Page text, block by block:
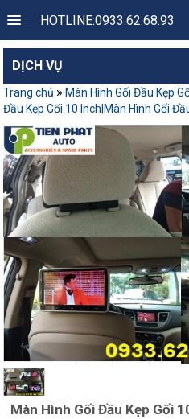
HOTLINE:0933.62.68.93
DỊCH VỤ
Trang chủ » Màn Hình Gối Đầu Kẹp
Đầu Kẹp Gối 10 Inch|Màn Hình Gối
Màn Hình Gối Đầu Kẹp Gối